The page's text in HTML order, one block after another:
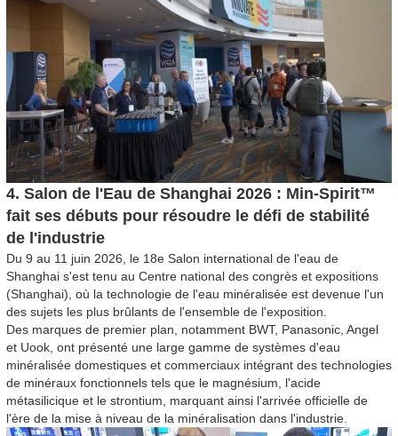
4. Salon de l'Eau de Shanghai 2026 : Min-Spirit™
fait ses débuts pour résoudre le défi de stabilité
de l'industrie
Du 9 au 11 juin 2026, le 18e Salon international de l'eau de
Shanghai s'est tenu au Centre national des congrès et expositions
(Shanghai), où la technologie de l'eau minéralisée est devenue l'un
des sujets les plus brûlants de l'ensemble de l'exposition.
Des marques de premier plan, notamment BWT, Panasonic, Angel
et Uook, ont présenté une large gamme de systèmes d'eau
minéralisée domestiques et commerciaux intégrant des technologies
de minéraux fonctionnels tels que le magnésium, l'acide
métasilicique et le strontium, marquant ainsi l'arrivée officielle de
l'ère de la mise à niveau de la minéralisation dans l'industrie.